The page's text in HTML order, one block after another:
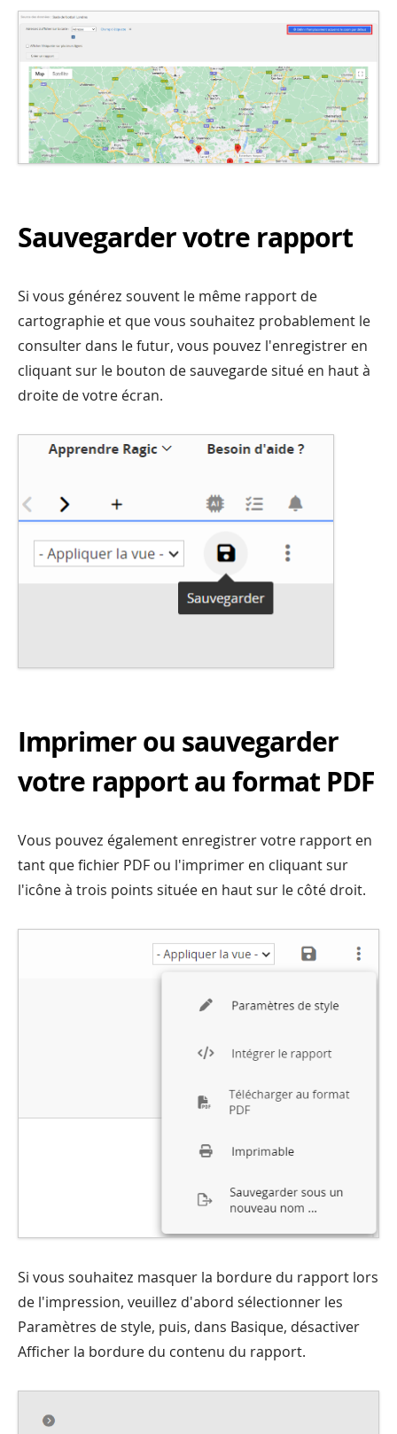
Sauvegarder votre rapport
Si vous générez souvent le même rapport de
cartographie et que vous souhaitez probablement le
consulter dans le futur, vous pouvez l'enregistrer en
cliquant sur le bouton de sauvegarde situé en haut à
droite de votre écran.
Imprimer ou sauvegarder
votre rapport au format PDF
Vous pouvez également enregistrer votre rapport en
tant que fichier PDF ou l'imprimer en cliquant sur
l'icône à trois points située en haut sur le côté droit.
Si vous souhaitez masquer la bordure du rapport lors
de l'impression, veuillez d'abord sélectionner les
Paramètres de style, puis, dans Basique, désactiver
Afficher la bordure du contenu du rapport.